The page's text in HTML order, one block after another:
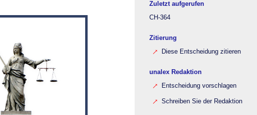
Zuletzt aufgerufen
CH-364
Zitierung
Diese Entscheidung zitieren
unalex Redaktion
Entscheidung vorschlagen
Schreiben Sie der Redaktion